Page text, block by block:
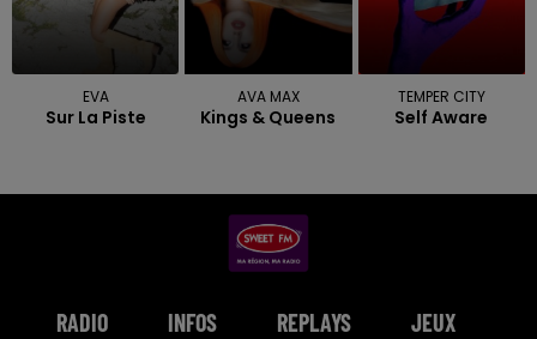
EVA
Sur La Piste
AVA MAX
Kings & Queens
TEMPER CITY
Self Aware
RADIO INFOS REPLAYS JEUX